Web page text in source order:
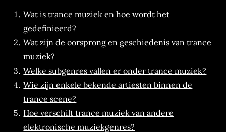
Wat is trance muziek en hoe wordt het
gedefinieerd?
Wat zijn de oorsprong en geschiedenis van trance
muziek?
Welke subgenres vallen er onder trance muziek?
Wie zijn enkele bekende artiesten binnen de
trance scene?
Hoe verschilt trance muziek van andere
elektronische muziekgenres?